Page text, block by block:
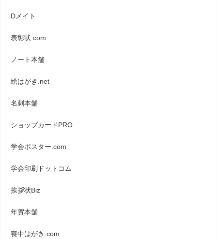
Dメイト
表彰状.com
ノート本舗
絵はがき.net
名刺本舗
ショップカードPRO
学会ポスター.com
学会印刷ドットコム
挨拶状Biz
年賀本舗
喪中はがき.com